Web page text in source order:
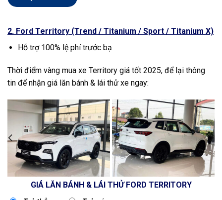
2. Ford Territory (Trend / Titanium / Sport / Titanium X)
Hỗ trợ 100% lệ phí trước bạ
Thời điểm vàng mua xe Territory giá tốt 2025, để lại thông
tin để nhận giá lăn bánh & lái thử xe ngay:
GIÁ LĂN BÁNH & LÁI THỬ FORD TERRITORY